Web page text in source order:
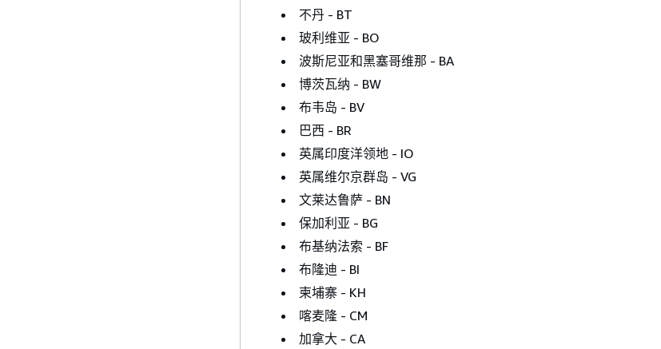
不丹 - BT
玻利维亚 - BO
波斯尼亚和黑塞哥维那 - BA
博茨瓦纳 - BW
布韦岛 - BV
巴西 - BR
英属印度洋领地 - IO
英属维尔京群岛 - VG
文莱达鲁萨 - BN
保加利亚 - BG
布基纳法索 - BF
布隆迪 - BI
柬埔寨 - KH
喀麦隆 - CM
加拿大 - CA